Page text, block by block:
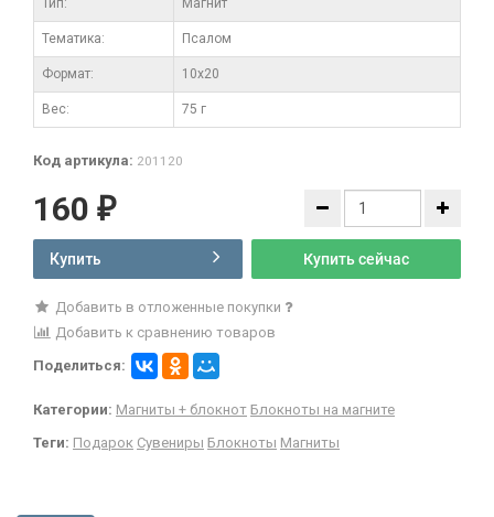
Тематика: Псалом
Формат: 10x20
Вес: 75 г
Код артикула: 201120
160 ₽
Купить Купить сейчас
Добавить в отложенные покупки
Добавить к сравнению товаров
Поделиться:
Категории: Магниты + блокнот Блокноты на магните
Теги: Подарок Сувениры Блокноты Магниты